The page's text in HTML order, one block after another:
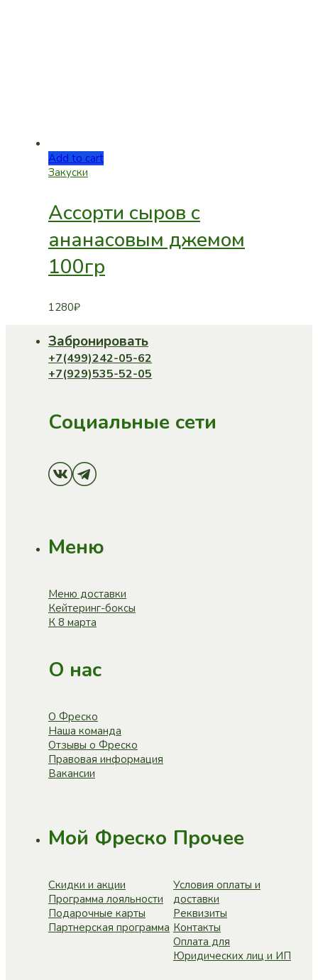
Add to cart
Закуски
Ассорти сыров с
ананасовым джемом
100гр
1280₽
Забронировать
+7(499)242-05-62
+7(929)535-52-05
Социальные сети
Меню
Меню доставки
Кейтеринг-боксы
К 8 марта
О нас
О Фреско
Наша команда
Отзывы о Фреско
Правовая информация
Вакансии
Мой Фреско
Скидки и акции
Программа лояльности
Подарочные карты
Партнерская программа
Прочее
Условия оплаты и
доставки
Реквизиты
Контакты
Оплата для
Юридических лиц и ИП